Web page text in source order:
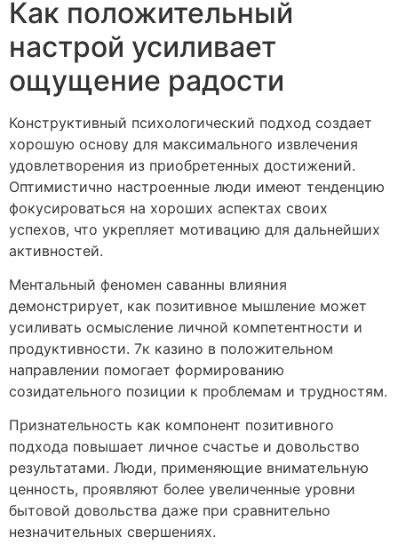
Как положительный
настрой усиливает
ощущение радости
Конструктивный психологический подход создает
хорошую основу для максимального извлечения
удовлетворения из приобретенных достижений.
Оптимистично настроенные люди имеют тенденцию
фокусироваться на хороших аспектах своих
успехов, что укрепляет мотивацию для дальнейших
активностей.
Ментальный феномен саванны влияния
демонстрирует, как позитивное мышление может
усиливать осмысление личной компетентности и
продуктивности. 7к казино в положительном
направлении помогает формированию
созидательного позиции к проблемам и трудностям.
Признательность как компонент позитивного
подхода повышает личное счастье и довольство
результатами. Люди, применяющие внимательную
ценность, проявляют более увеличенные уровни
бытовой довольства даже при сравнительно
незначительных свершениях.